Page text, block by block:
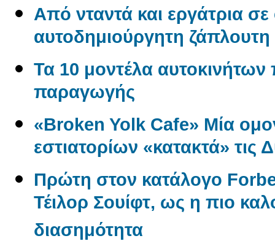
Από νταντά και εργάτρια
αυτοδημιούργητη ζάπλουτη
Τα 10 μοντέλα
παραγωγής
«Broken Yolk Cafe» Μία
εστιατορίων «κατακτά» τις
Πρώτη στον κατάλογο
Τέιλορ Σουίφτ, ως η πιο
διασημότητα